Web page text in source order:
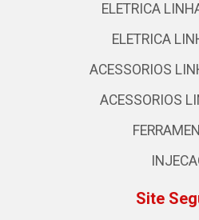
ELETRICA
ELETRICA
ACESSORIOS
ACESSORIOS
Site